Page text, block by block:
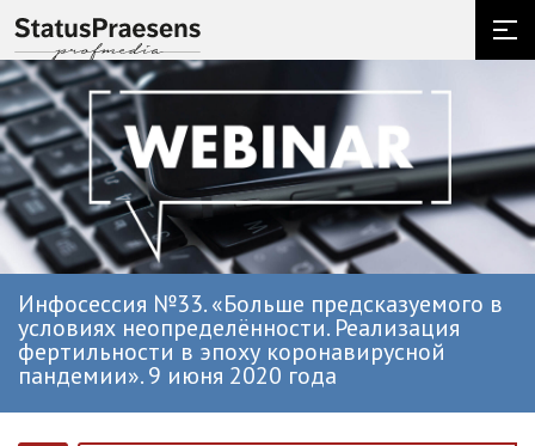
Инфосессия №33. «Больше предсказуемого в
условиях неопределённости. Реализация
фертильности в эпоху коронавирусной
пандемии». 9 июня 2020 года